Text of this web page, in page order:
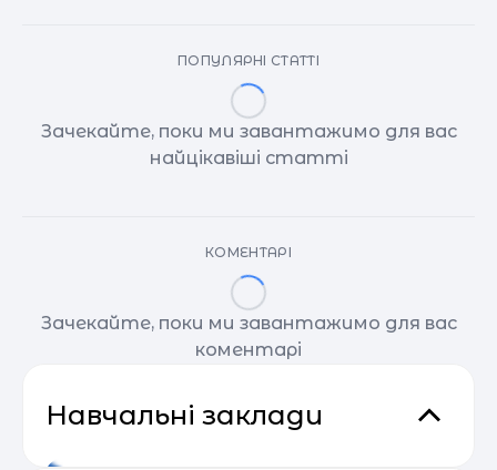
ПОПУЛЯРНІ СТАТТІ
Зачекайте, поки ми завантажимо для вас
найцікавіші статті
КОМЕНТАРІ
Зачекайте, поки ми завантажимо для вас
коментарі
Навчальні заклади